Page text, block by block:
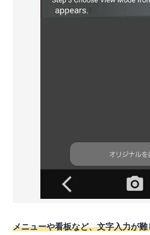
メニューや看板など、文字入力が